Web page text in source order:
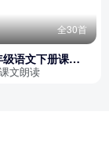
全30首
语文下册课文
文朗读